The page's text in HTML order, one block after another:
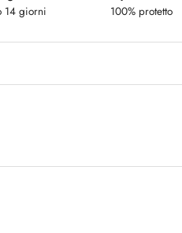
14 giorni
100% protetto